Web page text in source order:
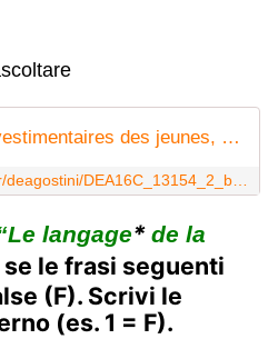
Unité 11 - Les styles vestimentaires des jeunes, audio
langage* de la
le frasi seguenti
(F). Scrivi le
(es. 1 = F).